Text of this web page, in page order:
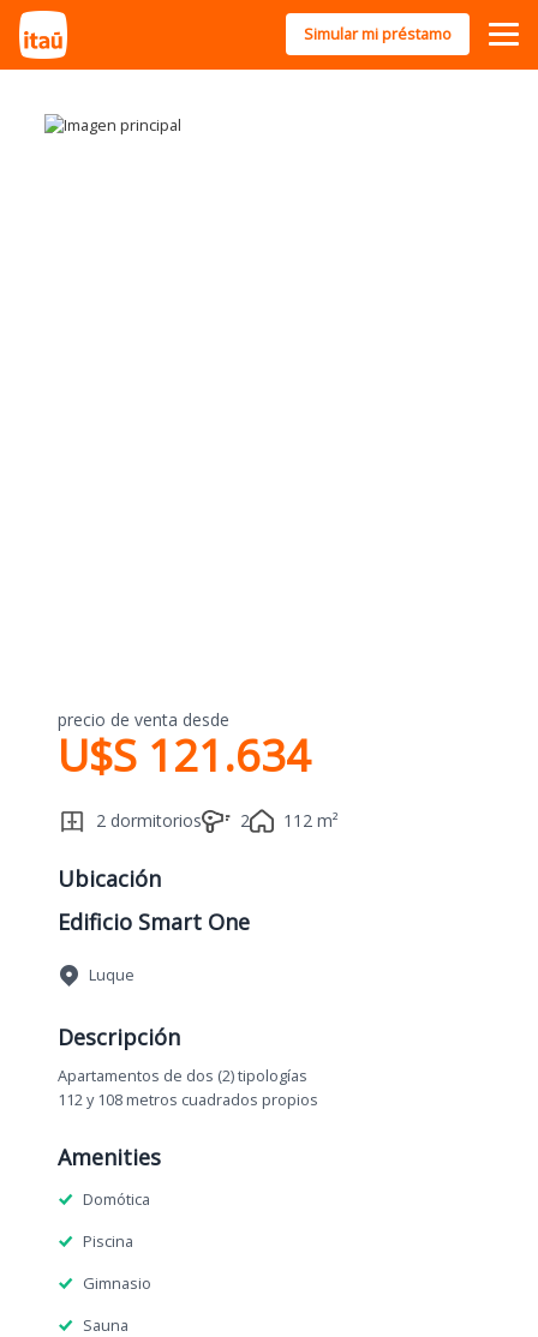
Simular mi préstamo
precio de venta desde
U$S 121.634
2 dormitorios 2 112 m²
Ubicación
Edificio Smart One
Luque
Descripción
Apartamentos de dos (2) tipologías
112 y 108 metros cuadrados propios
Amenities
Domótica
Piscina
Gimnasio
Sauna